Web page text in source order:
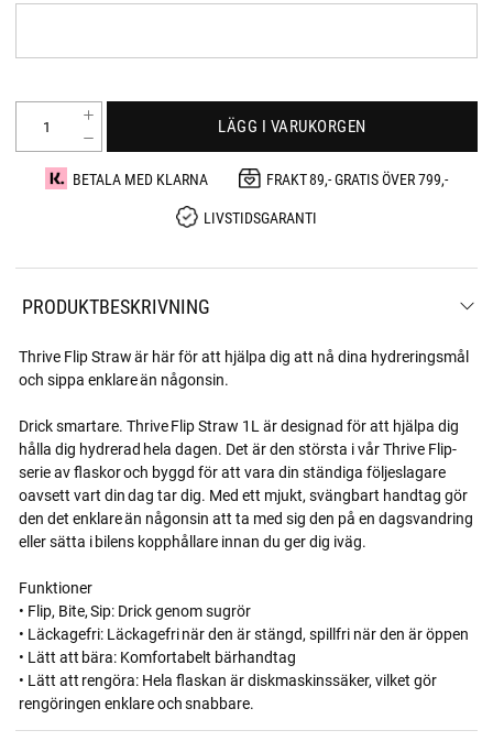
LÄGG I VARUKORGEN
BETALA MED KLARNA
FRAKT 89,- GRATIS ÖVER 799,-
LIVSTIDSGARANTI
PRODUKTBESKRIVNING
Thrive Flip Straw är här för att hjälpa dig att nå dina hydreringsmål
och sippa enklare än någonsin.
Drick smartare. Thrive Flip Straw 1L är designad för att hjälpa dig
hålla dig hydrerad hela dagen. Det är den största i vår Thrive Flip-
serie av flaskor och byggd för att vara din ständiga följeslagare
oavsett vart din dag tar dig. Med ett mjukt, svängbart handtag gör
den det enklare än någonsin att ta med sig den på en dagsvandring
eller sätta i bilens kopphållare innan du ger dig iväg.
Funktioner
• Flip, Bite, Sip: Drick genom sugrör
• Läckagefri: Läckagefri när den är stängd, spillfri när den är öppen
• Lätt att bära: Komfortabelt bärhandtag
• Lätt att rengöra: Hela flaskan är diskmaskinssäker, vilket gör
rengöringen enklare och snabbare.